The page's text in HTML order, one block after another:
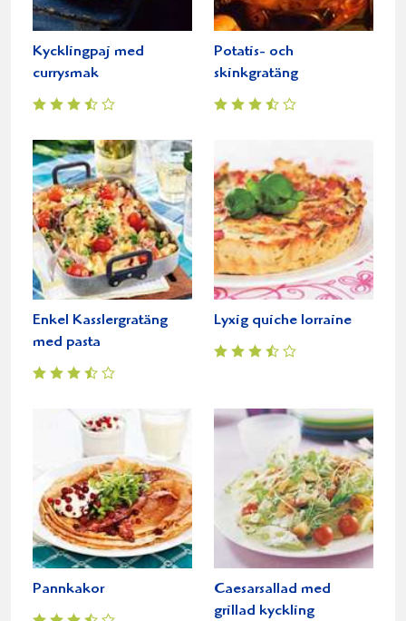
Kycklingpaj med
currysmak
Potatis- och
skinkgratäng
Enkel Kasslergratäng
med pasta
Lyxig quiche lorraine
Pannkakor
Caesarsallad med
grillad kyckling